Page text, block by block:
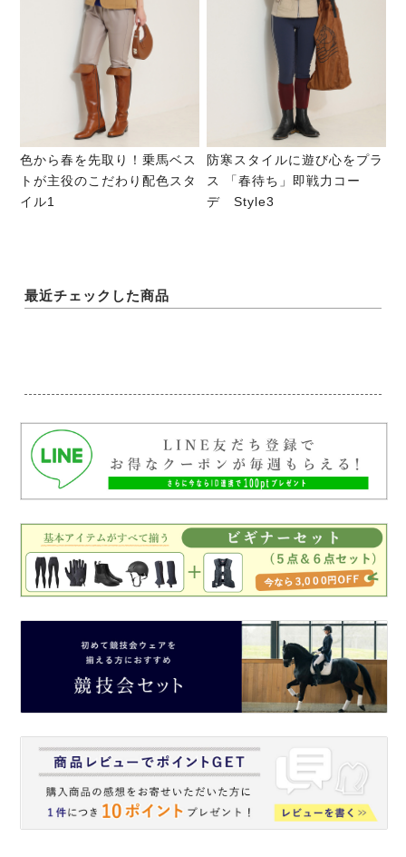
色から春を先取り！乗馬ベス
トが主役のこだわり配色スタ
イル1
防寒スタイルに遊び心をプラ
ス 「春待ち」即戦力コー
デ Style3
最近チェックした商品